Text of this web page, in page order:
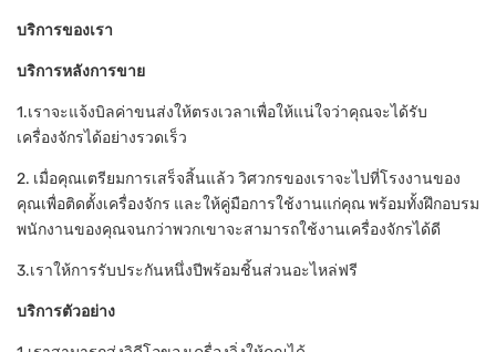
บริการของเรา
บริการหลังการขาย
1.เราจะแจ้งบิลค่าขนส่งให้ตรงเวลาเพื่อให้แน่ใจว่าคุณจะได้รับ
เครื่องจักรได้อย่างรวดเร็ว
2. เมื่อคุณเตรียมการเสร็จสิ้นแล้ว วิศวกรของเราจะไปที่โรงงานของ
คุณเพื่อติดตั้งเครื่องจักร และให้คู่มือการใช้งานแก่คุณ พร้อมทั้งฝึกอบรม
พนักงานของคุณจนกว่าพวกเขาจะสามารถใช้งานเครื่องจักรได้ดี
3.เราให้การรับประกันหนึ่งปีพร้อมชิ้นส่วนอะไหล่ฟรี
บริการตัวอย่าง